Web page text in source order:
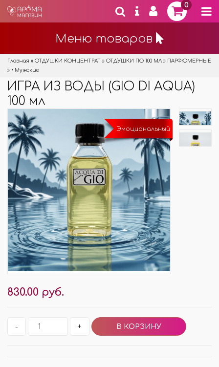
0
Меню товаров
Главная » ОТДУШКИ КОНЦЕНТРАТ » ОТДУШКИ ПО 100 МЛ » ПАРФЮМЕРНЫЕ
» • Мужские
ИГРА ИЗ ВОДЫ (GIO DI AQUA)
100 мл
Эмоциональный
830.00 руб.
- +